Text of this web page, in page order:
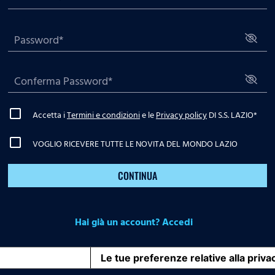
Accetta iTermini e condizionie lePrivacy policyDI S.S. LAZIO*
VOGLIO RICEVERE TUTTE LE NOVITA DEL MONDO LAZIO
CONTINUA
Hai già un account? Accedi
Le tue preferenze relative alla